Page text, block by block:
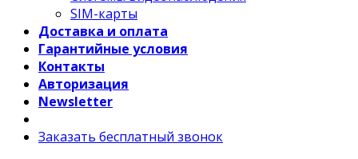
SIM-карты
Доставка и оплата
Гарантийные условия
Контакты
Авторизация
Newsletter
Заказать бесплатный звонок